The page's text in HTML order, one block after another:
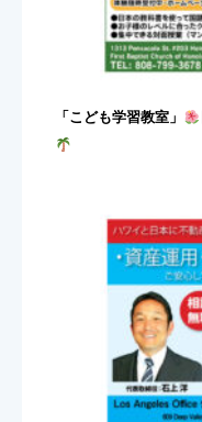
「こども学習教室」